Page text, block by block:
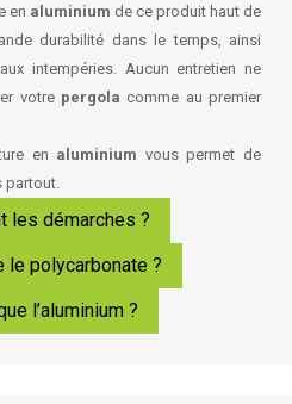
en aluminium de ce produit haut de
durabilité dans le temps, ainsi
intempéries. Aucun entretien ne
votre pergola comme au premier
en aluminium vous permet de
partout.
les démarches ?
le polycarbonate ?
l’aluminium ?